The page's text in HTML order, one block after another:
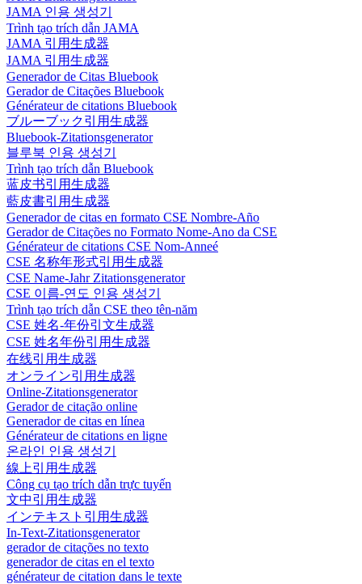
JAMA 인용 생성기
Trình tạo trích dẫn JAMA
JAMA 引用生成器
JAMA 引用生成器
Generador de Citas Bluebook
Gerador de Citações Bluebook
Générateur de citations Bluebook
ブルーブック引用生成器
Bluebook-Zitationsgenerator
블루북 인용 생성기
Trình tạo trích dẫn Bluebook
蓝皮书引用生成器
藍皮書引用生成器
Generador de citas en formato CSE Nombre-Año
Gerador de Citações no Formato Nome-Ano da CSE
Générateur de citations CSE Nom-Anneé
CSE 名称年形式引用生成器
CSE Name-Jahr Zitationsgenerator
CSE 이름-연도 인용 생성기
Trình tạo trích dẫn CSE theo tên-năm
CSE 姓名-年份引文生成器
CSE 姓名年份引用生成器
在线引用生成器
オンライン引用生成器
Online-Zitationsgenerator
Gerador de citação online
Generador de citas en línea
Générateur de citations en ligne
온라인 인용 생성기
線上引用生成器
Công cụ tạo trích dẫn trực tuyến
文中引用生成器
インテキスト引用生成器
In-Text-Zitationsgenerator
gerador de citações no texto
generador de citas en el texto
générateur de citation dans le texte